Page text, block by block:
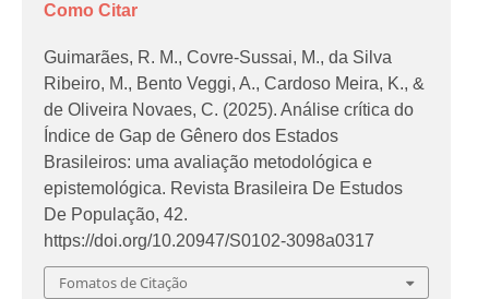
Como Citar
Guimarães, R. M., Covre-Sussai, M., da Silva
Ribeiro, M., Bento Veggi, A., Cardoso Meira, K., &
de Oliveira Novaes, C. (2025). Análise crítica do
Índice de Gap de Gênero dos Estados
Brasileiros: uma avaliação metodológica e
epistemológica. Revista Brasileira De Estudos
De População,42.
https://doi.org/10.20947/S0102-3098a0317
Fomatos de Citação